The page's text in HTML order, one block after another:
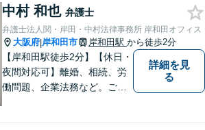
中村 和也 弁護士
弁護士法人関・岸田・中村法律事務所 岸和田オフィス
大阪府|岸和田市 岸和田駅 から徒歩2分
【岸和田駅徒歩2分】【休日・
夜間対応可】離婚、相続、労
働問題、企業法務など。ご依
詳細を見
る